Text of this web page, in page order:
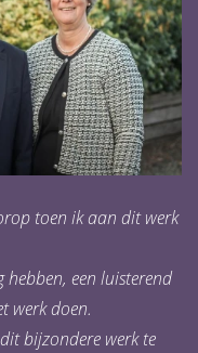
toen ik aan dit werk
een luisterend
werk doen.
bijzondere werk te